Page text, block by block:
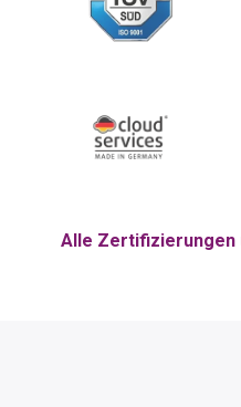
Alle Zertifizierungen